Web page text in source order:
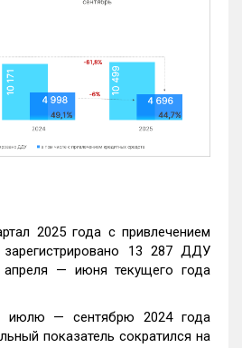
2025 года с привлечением
13 287 ДДУ
апреля — июня текущего года
— сентябрю 2024 года
показатель сократился на